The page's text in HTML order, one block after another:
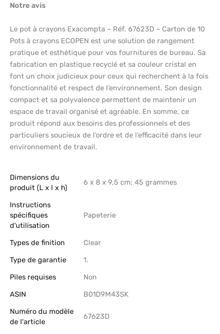
Notre avis
Le pot à crayons Exacompta – Réf. 67623D – Carton de 10
Pots à crayons ECOPEN est une solution de rangement
pratique et esthétique pour vos fournitures de bureau. Sa
fabrication en plastique recyclé et sa couleur cristal en
font un choix judicieux pour ceux qui recherchent à la fois
fonctionnalité et respect de l’environnement. Son design
compact et sa polyvalence permettent de maintenir un
espace de travail organisé et agréable. En somme, ce
produit répond aux besoins des professionnels et des
particuliers soucieux de l’ordre et de l’efficacité dans leur
environnement de travail.
Dimensions du
produit (L x l x h)
‎6 x 8 x 9,5 cm; 45 grammes
Instructions
spécifiques
d'utilisation
‎Papeterie
Types de finition
‎Clear
Type de garantie
‎1.
Piles requises
‎Non
ASIN
B01D9M43SK
Numéro du modèle
de l'article
67623D